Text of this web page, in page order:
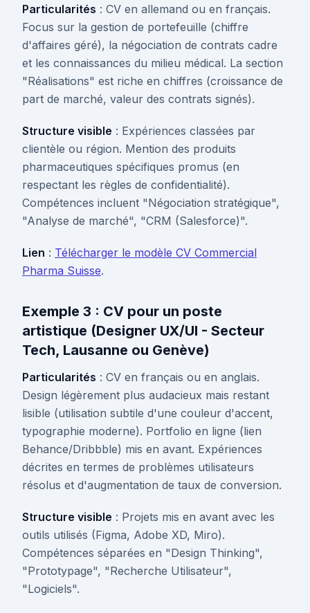
Particularités : CV en allemand ou en français.
Focus sur la gestion de portefeuille (chiffre
d'affaires géré), la négociation de contrats cadre
et les connaissances du milieu médical. La section
"Réalisations" est riche en chiffres (croissance de
part de marché, valeur des contrats signés).
Structure visible : Expériences classées par
clientèle ou région. Mention des produits
pharmaceutiques spécifiques promus (en
respectant les règles de confidentialité).
Compétences incluent "Négociation stratégique",
"Analyse de marché", "CRM (Salesforce)".
Lien : Télécharger le modèle CV Commercial
Pharma Suisse.
Exemple 3 : CV pour un poste
artistique (Designer UX/UI - Secteur
Tech, Lausanne ou Genève)
Particularités : CV en français ou en anglais.
Design légèrement plus audacieux mais restant
lisible (utilisation subtile d'une couleur d'accent,
typographie moderne). Portfolio en ligne (lien
Behance/Dribbble) mis en avant. Expériences
décrites en termes de problèmes utilisateurs
résolus et d'augmentation de taux de conversion.
Structure visible : Projets mis en avant avec les
outils utilisés (Figma, Adobe XD, Miro).
Compétences séparées en "Design Thinking",
"Prototypage", "Recherche Utilisateur",
"Logiciels".